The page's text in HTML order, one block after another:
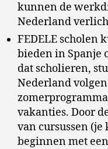
kunnen de
Nederland
FEDELE scholen
bieden in Spanje
dat scholieren,
Nederland
vakanties. Door
van cursussen
beginnen met